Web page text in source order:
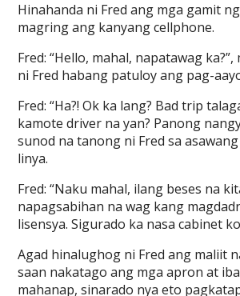
Hinahanda ni Fred ang mga gamit
magring ang kanyang cellphone.
Fred: “Hello, mahal, napatawag
ni Fred habang patuloy ang pag-
Fred: “Ha?! Ok ka lang? Bad trip
kamote driver na yan? Panong
sunod na tanong ni Fred sa
linya.
Fred: “Naku mahal, ilang beses na
napagsabihan na wag kang
lisensya. Sigurado ka nasa cabinet
Agad hinalughog ni Fred ang maliit
saan nakatago ang mga apron at
mahanap, sinarado nya eto